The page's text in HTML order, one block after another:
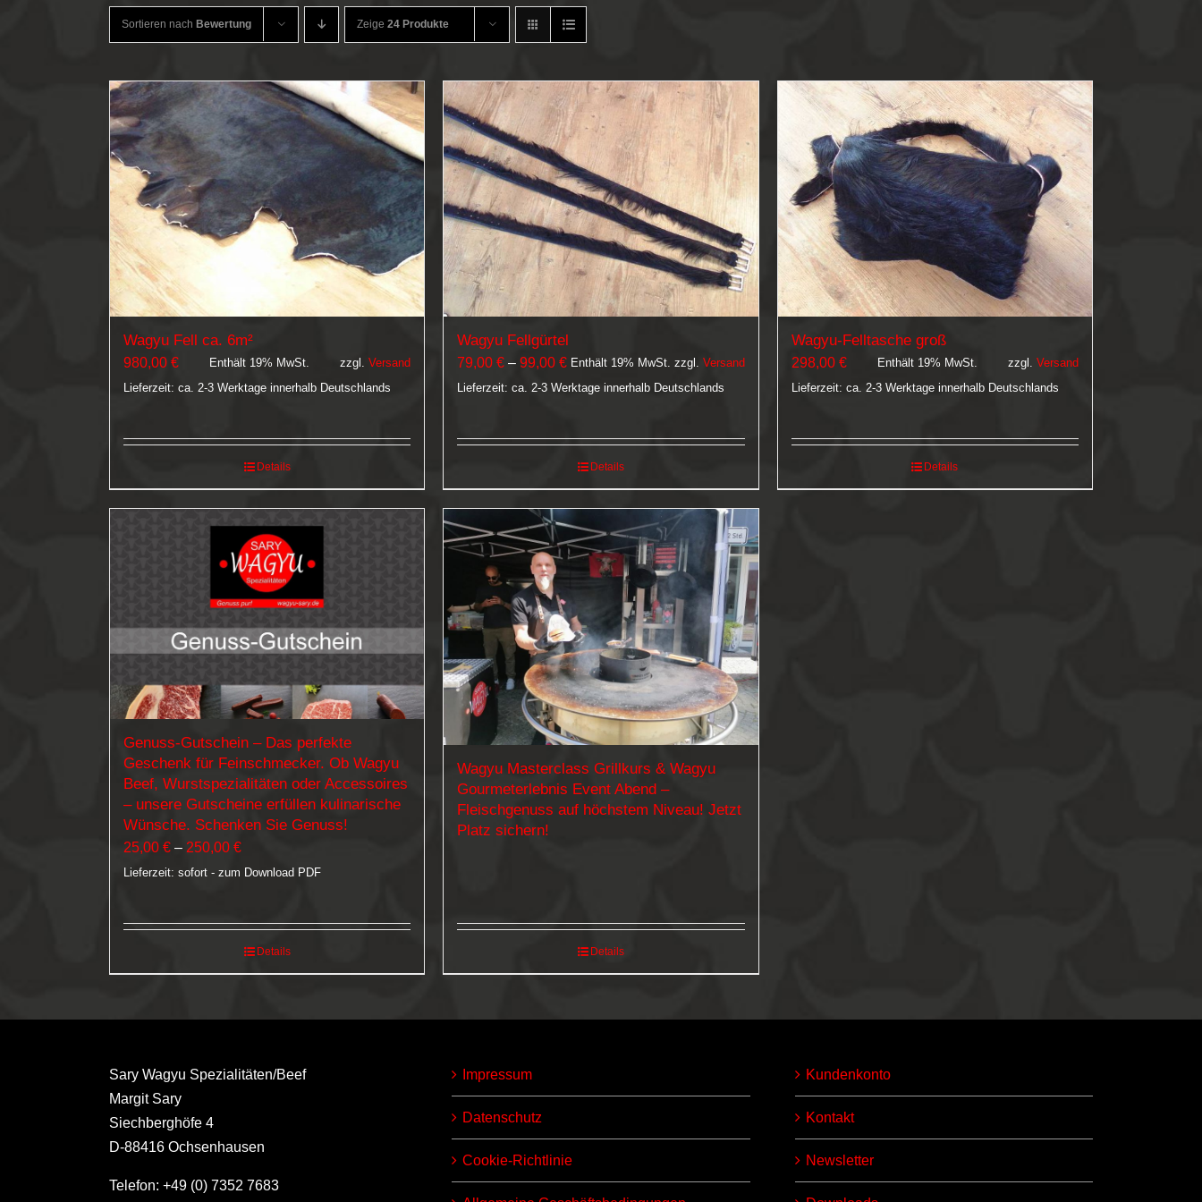
Sortieren nach Bewertung Zeige 24 Produkte
Wagyu Fell ca. 6m²
980,00 € Enthält 19% MwSt. zzgl.Versand
Lieferzeit: ca. 2-3 Werktage innerhalb Deutschlands
Details
Wagyu Fellgürtel
79,00€ –99,00€Preisspanne:
79,00 €
99,00 €
Enthält 19% MwSt. zzgl. Versand
Lieferzeit: ca. 2-3 Werktage innerhalb Deutschlands
Details
Wagyu-Felltasche groß
298,00 € Enthält 19% MwSt. zzgl. Versand
Lieferzeit: ca. 2-3 Werktage innerhalb Deutschlands
Details
Genuss-Gutschein – Das perfekte
Geschenk für Feinschmecker. Ob Wagyu
Beef, Wurstspezialitäten oder Accessoires
– unsere Gutscheine erfüllen kulinarische
Wünsche. Schenken Sie Genuss!
25,00 € – 250,00 €Preisspanne:
25,00 €
Lieferzeit: sofort - zum Download PDF
Details
Wagyu Masterclass Grillkurs & Wagyu
Gourmeterlebnis Event Abend –
Fleischgenuss auf höchstem Niveau! Jetzt
Platz sichern!
Details
Sary Wagyu Spezialitäten/Beef
Margit Sary
Siechberghöfe 4
D-88416 Ochsenhausen
Telefon: +49 (0) 7352 7683
Impressum
Datenschutz
Cookie-Richtlinie
Kundenkonto
Kontakt
Newsletter